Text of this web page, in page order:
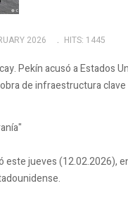
2026 HITS: 1445
Pekín acusó a Estados
de infraestructura
jueves (12.02.2026),